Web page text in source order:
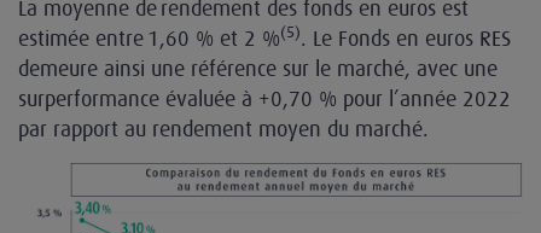
La moyenne de rendement des fonds en euros est
estimée entre 1,60 % et 2 %(5). Le Fonds en euros RES
demeure ainsi une référence sur le marché, avec une
surperformance évaluée à +0,70 % pour l’année 2022
par rapport au rendement moyen du marché.